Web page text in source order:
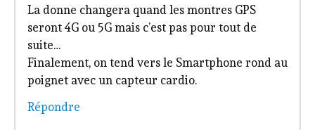
La donne changera quand les montres GPS
seront 4G ou 5G mais c’est pas pour tout de
suite…
Finalement, on tend vers le Smartphone rond au
poignet avec un capteur cardio.
Répondre